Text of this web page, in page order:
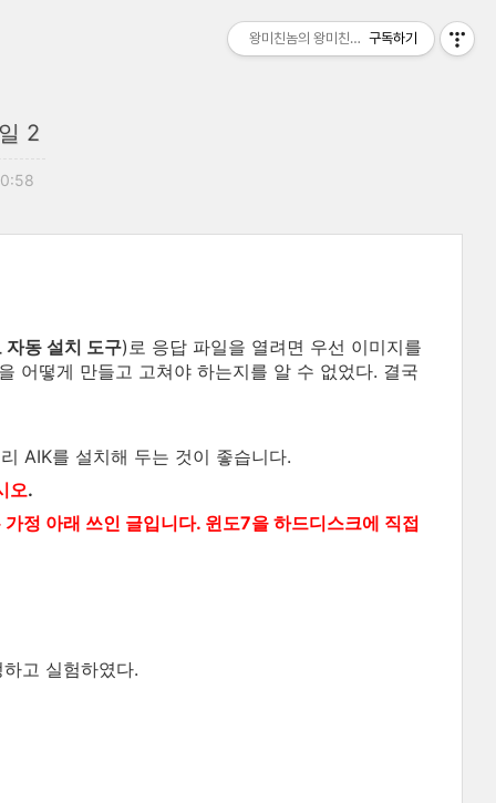
2
동 설치 도구)로 응답 파일을 열려면 우선 이미지를
어떻게 만들고 고쳐야 하는지를 알 수 없었다. 결국
AIK를 설치해 두는 것이 좋습니다.
오.
정 아래 쓰인 글입니다. 윈도7을 하드디스크에 직접
고 실험하였다.
왕미친놈의 왕미친세상구독하기